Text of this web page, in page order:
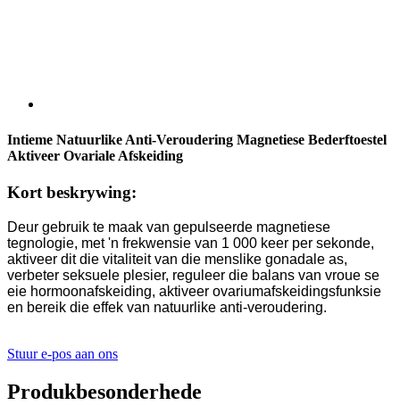
Intieme Natuurlike Anti-Veroudering Magnetiese Bederftoestel
Aktiveer Ovariale Afskeiding
Kort beskrywing:
Deur gebruik te maak van gepulseerde magnetiese
tegnologie, met 'n frekwensie van 1 000 keer per sekonde,
aktiveer dit die vitaliteit van die menslike gonadale as,
verbeter seksuele plesier, reguleer die balans van vroue se
eie hormoonafskeiding, aktiveer ovariumafskeidingsfunksie
en bereik die effek van natuurlike anti-veroudering.
Stuur e-pos aan ons
Produkbesonderhede